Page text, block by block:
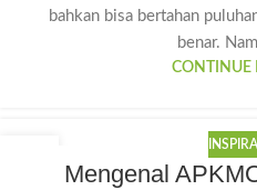
bahkan bisa bertahan
benar.
CONTINUE
Mengenal